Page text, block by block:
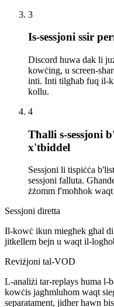
3
Is-sessjoni ssir
Discord huwa dak li
kowċing, u screen-
inti. Inti tilgħab fuq il-
kollu.
4
Tħalli s-sessjoni
x'tbiddel
Sessjoni li tispiċċa
sessjoni falluta.
żżomm f'moħħok
Sessjoni diretta
Il-kowċ ikun miegħek għal
jitkellem bejn u waqt il-
Reviżjoni tal-VOD
L-analiżi tar-replays huma l-
kowċis jagħmluhom waqt
separatament, jidher hawn